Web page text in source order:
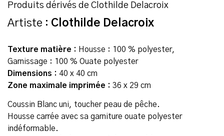
Produits dérivés de Clothilde Delacroix
Artiste : Clothilde Delacroix
Texture matière : Housse : 100 % polyester,
Garnissage : 100 % Ouate polyester
Dimensions : 40 x 40 cm
Zone maximale imprimée : 36 x 29 cm
Coussin Blanc uni, toucher peau de pêche.
Housse carrée avec sa garniture ouate polyester
indéformable.